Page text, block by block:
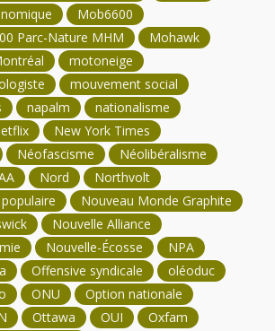
Mob6600
Parc-Nature MHM
Mohawk
motoneige
mouvement social
napalm
nationalisme
New York Times
Néofascisme
Néolibéralisme
Nord
Northvolt
Nouveau Monde Graphite
Nouvelle Alliance
Nouvelle-Écosse
NPA
Offensive syndicale
oléoduc
ONU
Option nationale
Ottawa OUI
Oxfam